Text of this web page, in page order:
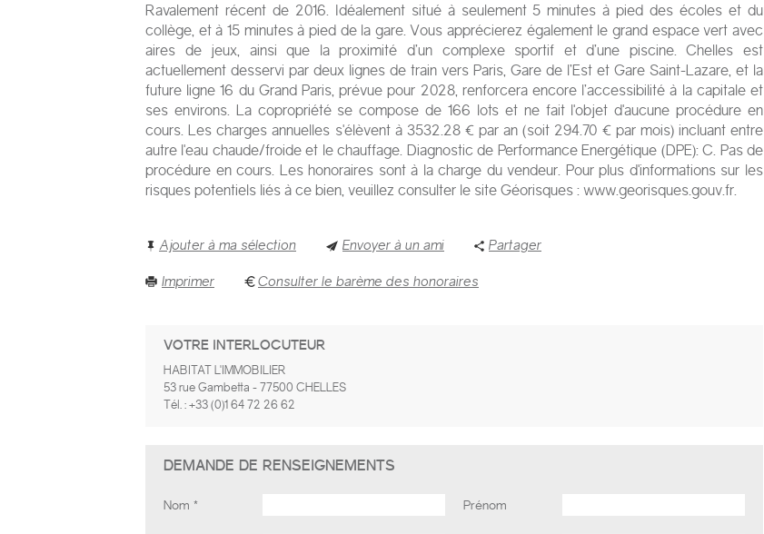
Ravalement récent de 2016. Idéalement situé à seulement 5 minutes à pied des écoles et du
collège, et à 15 minutes à pied de la gare. Vous apprécierez également le grand espace vert avec
aires de jeux, ainsi que la proximité d’un complexe sportif et d’une piscine. Chelles est
actuellement desservi par deux lignes de train vers Paris, Gare de l’Est et Gare Saint-Lazare, et la
future ligne 16 du Grand Paris, prévue pour 2028, renforcera encore l’accessibilité à la capitale et
ses environs. La copropriété se compose de 166 lots et ne fait l'objet d'aucune procédure en
cours. Les charges annuelles s'élèvent à 3532.28 € par an (soit 294.70 € par mois) incluant entre
autre l'eau chaude/froide et le chauffage. Diagnostic de Performance Energétique (DPE): C. Pas de
procédure en cours. Les honoraires sont à la charge du vendeur. Pour plus d'informations sur les
risques potentiels liés à ce bien, veuillez consulter le site Géorisques : www.georisques.gouv.fr.
Ajouter à ma sélection Envoyer à un ami Partager
Imprimer Consulter le barème des honoraires
VOTRE INTERLOCUTEUR
HABITAT L'IMMOBILIER
53 rue Gambetta - 77500 CHELLES
Tél. : +33 (0)1 64 72 26 62
DEMANDE DE RENSEIGNEMENTS
Nom Prénom